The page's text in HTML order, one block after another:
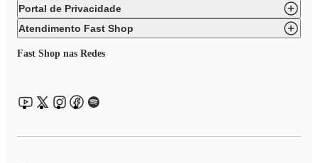
Portal de Privacidade
Atendimento Fast Shop
Fast Shop nas Redes